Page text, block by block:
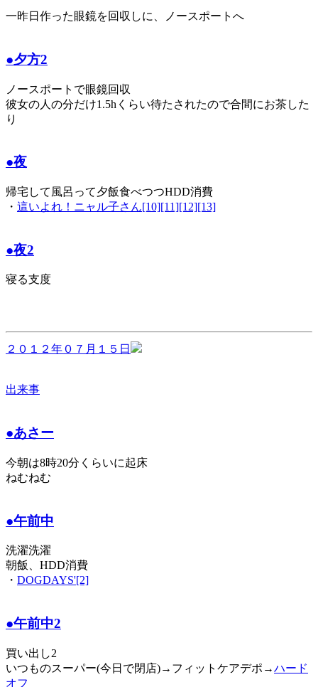
一昨日作った眼鏡を回収しに、ノースポートへ
●夕方2
ノースポートで眼鏡回収
彼女の人の分だけ1.5hくらい待たされたので合間にお茶した
り
●夜
帰宅して風呂って夕飯食べつつHDD消費
・ 這いよれ！ニャル子さん[10][11][12][13]
●夜2
寝る支度
２０１２年０７月１５日
出来事
●あさー
今朝は8時20分くらいに起床
ねむねむ
●午前中
洗濯洗濯
朝飯、HDD消費
・ DOGDAYS'[2]
●午前中2
買い出し2
いつものスーパー(今日で閉店)→フィットケアデポ→ハード
オフ